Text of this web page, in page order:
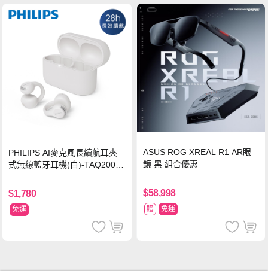
PHILIPS AI麥克風長續航耳夾
式無線藍牙耳機(白)-TAQ2000
$1,780
免運
ASUS ROG XREAL R1 AR眼
鏡 黑 組合優惠
$58,998
贈 免運